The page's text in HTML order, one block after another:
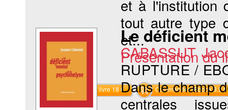
et à l'institution
tout autre type
et...
Présentation du
Commander le livre 18 € Commander l'Ebook 8.9 €
Le déficient
CABASSUT
RUPTURE /
Dans le champ
centrales